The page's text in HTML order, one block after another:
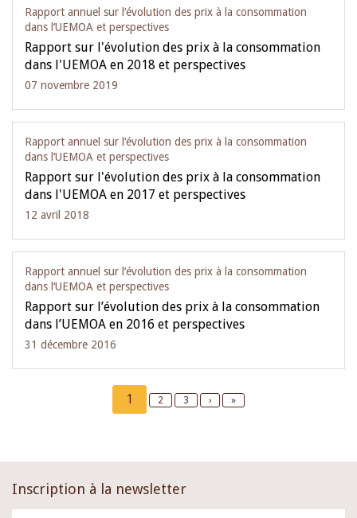
Rapport annuel sur l‘évolution des prix à la consommation
dans l‘UEMOA et perspectives
Rapport sur l'évolution des prix à la consommation
dans l'UEMOA en 2018 et perspectives
07 novembre 2019
Rapport annuel sur l‘évolution des prix à la consommation
dans l‘UEMOA et perspectives
Rapport sur l'évolution des prix à la consommation
dans l'UEMOA en 2017 et perspectives
12 avril 2018
Rapport annuel sur l‘évolution des prix à la consommation
dans l‘UEMOA et perspectives
Rapport sur l’évolution des prix à la consommation
dans l’UEMOA en 2016 et perspectives
31 décembre 2016
Current
page
1 Page
2 Page
3
Next
›
Last
»
Inscription à la newsletter